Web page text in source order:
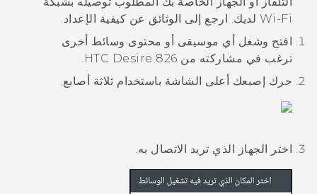
أجهزة HTC والملحقات
Wi‍-Fi لديك. ارجع إلى الوثائق عن كيفية الإعداد.
افتح وشغل أي موسيقى أو محتوى وسائط أخرى
ترغب في مشاركته من HTC Desire 826
.
حرك إصبعك أعلى الشاشة باستخدام ثلاثة أصابع.
اختر الجهاز الذي تريد الاتصال به.